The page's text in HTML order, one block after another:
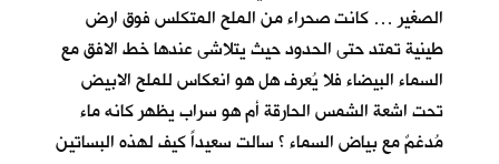
الصغير … كانت صحراء من الملح المتكلس فوق ارض
طينية تمتد حتى الحدود حيث يتلاشى عندها خط الافق مع
السماء البيضاء فلا يُعرف هل هو انعكاس للملح الابيض
تحت اشعة الشمس الحارقة أم هو سراب يظهر كانه ماء
مُدغمٌ مع بياض السماء ؟ سالت سعيداً كيف لهذه البساتين